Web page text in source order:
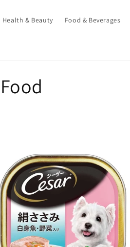
Health & Beauty Food & Beverages